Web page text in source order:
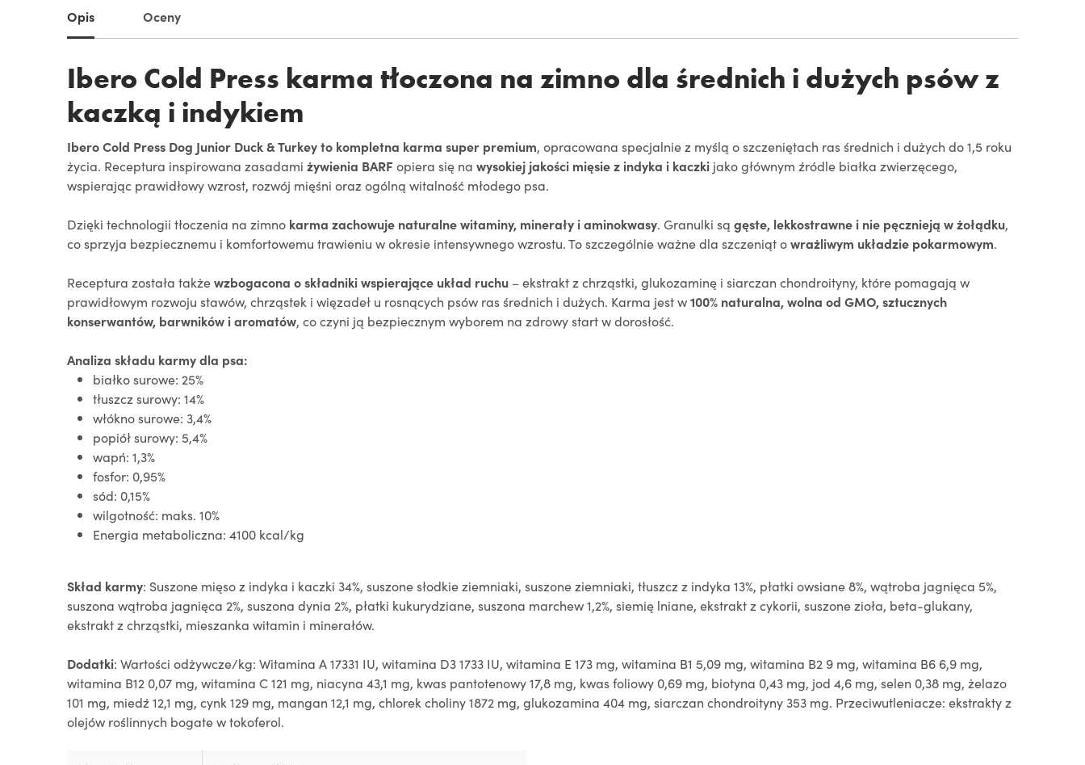
Opis Oceny
Ibero Cold Press karma tłoczona na zimno dla średnich i dużych psów z
kaczką i indykiem
Ibero Cold Press Dog Junior Duck & Turkey to kompletna karma super premium, opracowana specjalnie z myślą o szczeniętach ras średnich i dużych do 1,5 roku
życia. Receptura inspirowana zasadami żywienia BARFopiera się na wysokiej jakości mięsie z indyka i kaczki jako głównym źródle białka zwierzęcego,
wspierając prawidłowy wzrost, rozwój mięśni oraz ogólną witalność młodego psa.
Dzięki technologii tłoczenia na zimno karma zachowuje naturalne witaminy, minerały i aminokwasy. Granulki są gęste, lekkostrawne i nie pęcznieją w żołądku,
co sprzyja bezpiecznemu i komfortowemu trawieniu w okresie intensywnego wzrostu. To szczególnie ważne dla szczeniąt owrażliwym układzie pokarmowym.
Receptura została takżewzbogacona o składniki wspierające układ ruchu – ekstrakt z chrząstki, glukozaminę i siarczan chondroityny, które pomagają w
prawidłowym rozwoju stawów, chrząstek i więzadeł u rosnących psów ras średnich i dużych. Karma jest w100% naturalna, wolna od GMO, sztucznych
konserwantów, barwników i aromatów, co czyni ją bezpiecznym wyborem na zdrowy start w dorosłość.
Analiza składu karmy dla psa:
białko surowe: 25%
tłuszcz surowy: 14%
włókno surowe: 3,4%
popiół surowy: 5,4%
wapń: 1,3%
fosfor: 0,95%
sód: 0,15%
wilgotność: maks. 10%
Energia metaboliczna: 4100 kcal/kg
Skład karmy: Suszone mięso z indyka i kaczki 34%, suszone słodkie ziemniaki, suszone ziemniaki, tłuszcz z indyka 13%, płatki owsiane 8%, wątroba jagnięca 5%,
suszona wątroba jagnięca 2%, suszona dynia 2%, płatki kukurydziane, suszona marchew 1,2%, siemię lniane, ekstrakt z cykorii, suszone zioła, beta-glukany,
ekstrakt z chrząstki, mieszanka witamin i minerałów.
Dodatki: Wartości odżywcze/kg: Witamina A 17331 IU, witamina D3 1733 IU, witamina E 173 mg, witamina B1 5,09 mg, witamina B2 9 mg, witamina B6 6,9 mg,
witamina B12 0,07 mg, witamina C 121 mg, niacyna 43,1 mg, kwas pantotenowy 17,8 mg, kwas foliowy 0,69 mg, biotyna 0,43 mg, jod 4,6 mg, selen 0,38 mg, żelazo
101 mg, miedź 12,1 mg, cynk 129 mg, mangan 12,1 mg, chlorek choliny 1872 mg, glukozamina 404 mg, siarczan chondroityny 353 mg. Przeciwutleniacze: ekstrakty z
olejów roślinnych bogate w tokoferol.